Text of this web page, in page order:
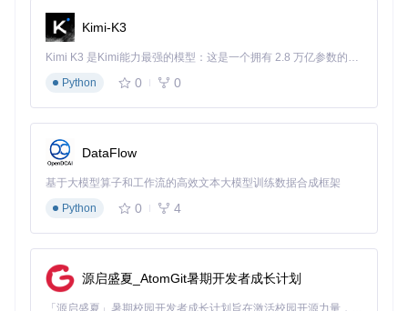
# 检查Python版本
# 检查pip版本
三步启动法
Kimi-K3
Kimi K3 是Kimi能力最强的模型：这是一个拥有 2.8 万亿参数的混合专家（MoE）模型，具备原生视觉理解能力，并支持 100 万 token 的上下文窗口。
Python
0 0
DataFlow
基于大模型算子和工作流的高效文本大模型训练数据合成框架
Python
0 4
源启盛夏_AtomGit暑期开发者成长计划
「源启盛夏」暑期校园开发者成长计划旨在激活校园开源力量，通过积分激励、认证扶持、资源倾斜等形式，引导高校组织和开发者完成「入驻 — 建项目 — 做贡献 — 获认证 — 得资源」的完整闭环。无论你是想带领社团入驻平台的组织者，还是希望用代码贡献证明自己的开发者，都能在这里找到属于你的成长路径。